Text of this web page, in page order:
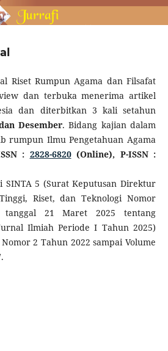
Riset Rumpun Agama dan Filsafat
dan terbuka menerima artikel
dan diterbitkan 3 kali setahun
Desember. Bidang kajian dalam
rumpun Ilmu Pengetahuan Agama
: 2828-6820(Online), P-ISSN :
5 (Surat Keputusan Direktur
Riset, dan Teknologi Nomor
tanggal 21 Maret 2025 tentang
Ilmiah Periode I Tahun 2025)
2 Tahun 2022 sampai Volume